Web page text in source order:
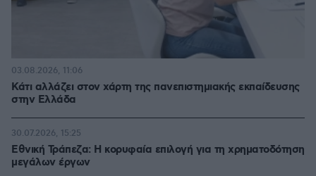
Κάτι αλλάζει στον χάρτη της πανεπιστημιακής εκπαίδευσης
στην Ελλάδα
03.08.2026, 11:06
Εθνική Τράπεζα: Η κορυφαία επιλογή για τη χρηματοδότηση
μεγάλων έργων
30.07.2026, 15:25